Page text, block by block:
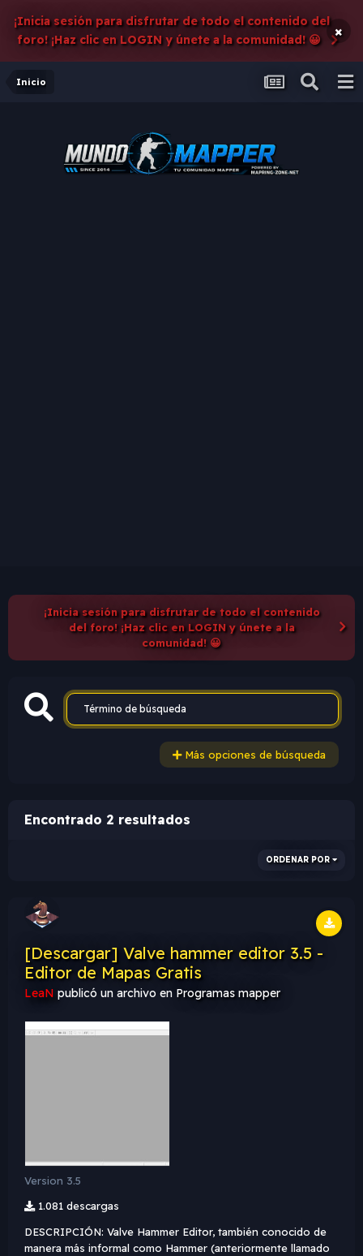
¡Inicia sesión para disfrutar de todo el contenido del
foro! ¡Haz clic en LOGIN y únete a la comunidad! 😀
×
Inicio
¡Inicia sesión para disfrutar de todo el contenido
del foro! ¡Haz clic en LOGIN y únete a la
comunidad! 😀
Más opciones de búsqueda
Encontrado 2 resultados
ORDENAR POR
[Descargar] Valve hammer editor 3.5 -
Editor de Mapas Gratis
LeaN publicó un archivo en Programas mapper
Version 3.5
1.081 descargas
DESCRIPCIÓN: Valve Hammer Editor, también conocido de
manera más informal como Hammer (anteriormente llamado